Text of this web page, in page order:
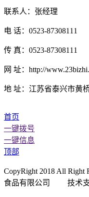
联系人：张经理
电 话：0523-87308111
传 真：0523-87308111
网 址：http://
地 址：江苏省泰兴市黄
首页
一键拨号
一键信息
顶部
CopyRight 2018 All Right
食品有限公司 技术支